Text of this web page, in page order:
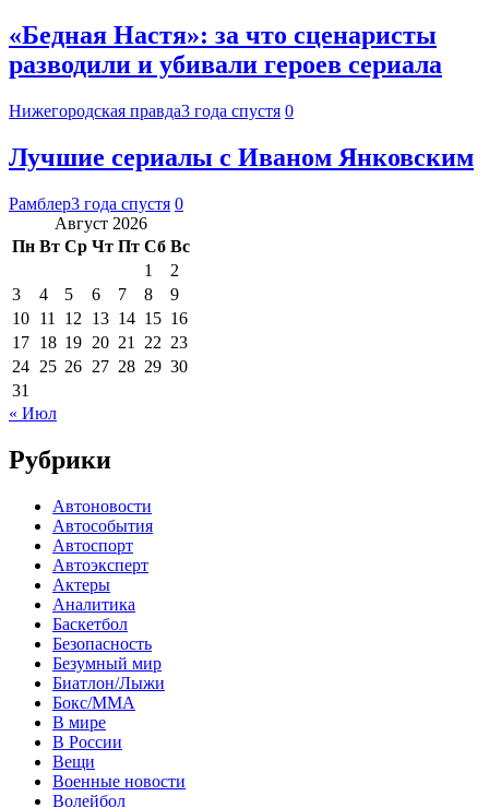
«Бедная Настя»: за что сценаристы
разводили и убивали героев сериала
Нижегородская правда3 года спустя 0
Лучшие сериалы с Иваном Янковским
Рамблер3 года спустя 0
Август 2026
Пн Вт Ср Чт Пт Сб Вс
1
2
3
4 5 6 7 8
9
10 11 12 13 14 15 16
17 18 19 20 21 22 23
24 25 26 27 28 29 30
31
« Июл
Рубрики
Автоновости
Автособытия
Автоспорт
Автоэксперт
Актеры
Аналитика
Баскетбол
Безопасность
Безумный мир
Биатлон/Лыжи
Бокс/MMA
В мире
В России
Вещи
Военные новости
Волейбол